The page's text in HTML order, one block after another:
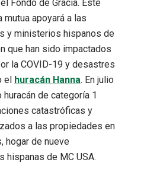
Fondo de Gracia. Este
mutua apoyará a las
y ministerios hispanos de
que han sido impactados
la COVID-19 y desastres
el huracán Hanna. En julio
de categoría 1
catastróficas y
a las propiedades en
hogar de nueve
hispanas de MC USA.